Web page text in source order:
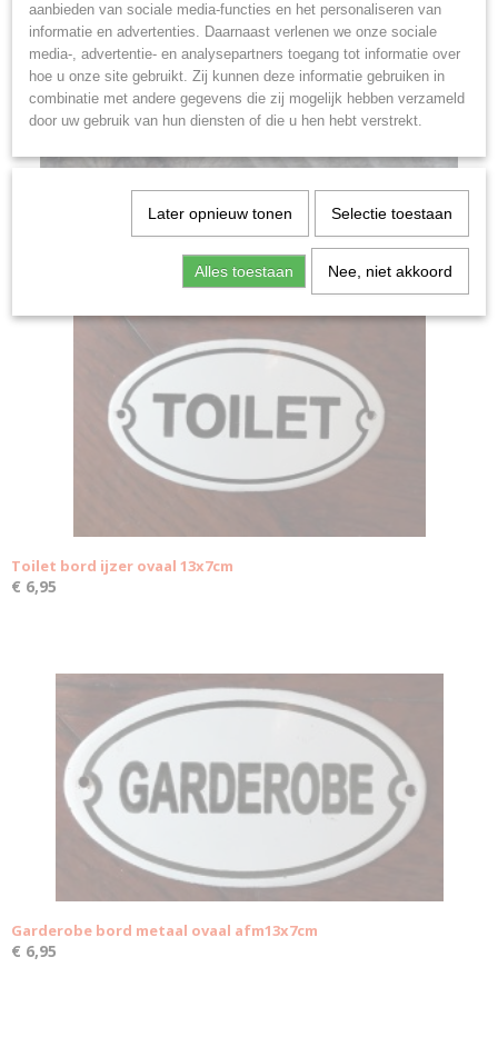
Toilet bord ijzer ovaal 13x7cm
€ 6,95
Garderobe bord metaal ovaal afm13x7cm
€ 6,95
aanbieden van sociale media-functies en het personaliseren van
informatie en advertenties. Daarnaast verlenen we onze sociale
media-, advertentie- en analysepartners toegang tot informatie over
hoe u onze site gebruikt. Zij kunnen deze informatie gebruiken in
combinatie met andere gegevens die zij mogelijk hebben verzameld
door uw gebruik van hun diensten of die u hen hebt verstrekt.
Later opnieuw tonen Selectie toestaan
Alles toestaan Nee, niet akkoord